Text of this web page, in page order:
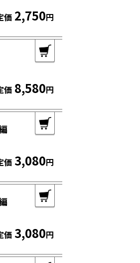
価2,750円
価8,580円
価3,080円
価3,080円